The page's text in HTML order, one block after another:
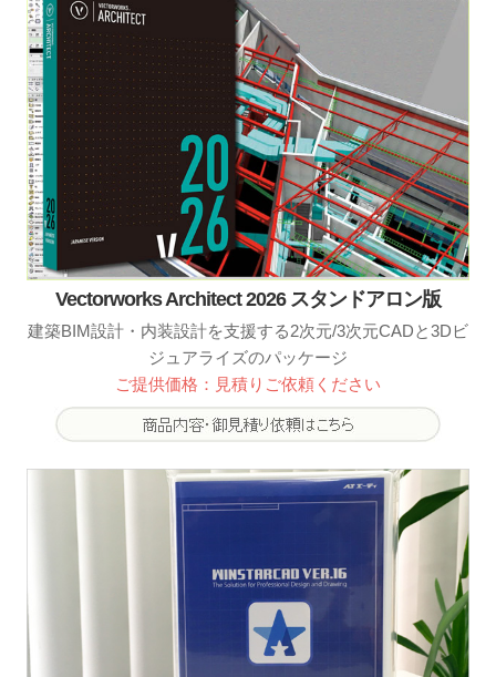
Vectorworks Architect 2026 スタンドアロン版
建築BIM設計・内装設計を支援する2次元/3次元CADと3Dビ
ジュアライズのパッケージ
ご提供価格：見積りご依頼ください